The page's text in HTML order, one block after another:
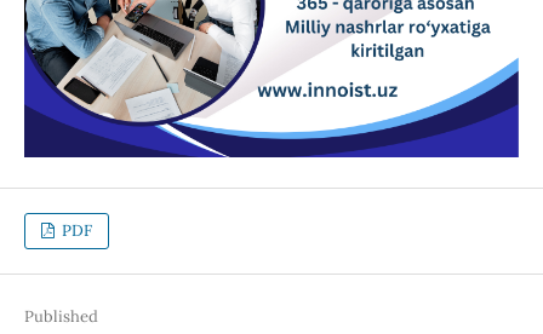
PDF
Published